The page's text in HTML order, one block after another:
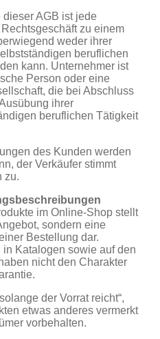
dieser AGB ist jede
zu einem
weder ihrer
beruflichen
kann. Unternehmer ist
Person oder eine
die bei Abschluss
ihrer
beruflichen Tätigkeit
des Kunden werden
der Verkäufer stimmt
zu.
im Online-Shop stellt
sondern eine
Bestellung dar.
Katalogen sowie auf den
nicht den Charakter
der Vorrat reicht“,
etwas anderes vermerkt
vorbehalten.